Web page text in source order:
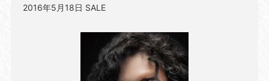
2016年5月18日 SALE